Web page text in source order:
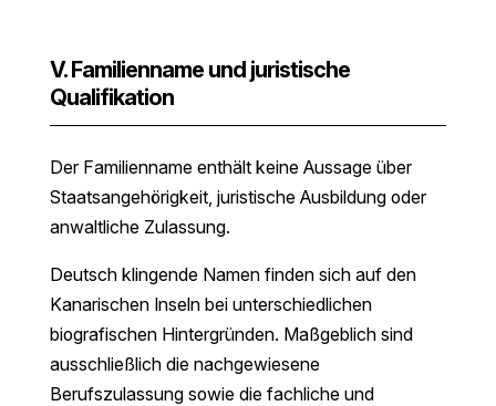
V. Familienname und juristische
Qualifikation
Der Familienname enthält keine Aussage über
Staatsangehörigkeit, juristische Ausbildung oder
anwaltliche Zulassung.
Deutsch klingende Namen finden sich auf den
Kanarischen Inseln bei unterschiedlichen
biografischen Hintergründen. Maßgeblich sind
ausschließlich die nachgewiesene
Berufszulassung sowie die fachliche und